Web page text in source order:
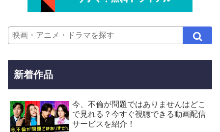
新着作品
今、不倫が問題ではありませんはどこ
で見れる？今すぐ視聴できる動画配信
サービスを紹介！